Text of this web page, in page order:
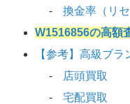
換金率（リ
W1516856の高額
【参考】高級ブ
店頭買取
宅配買取